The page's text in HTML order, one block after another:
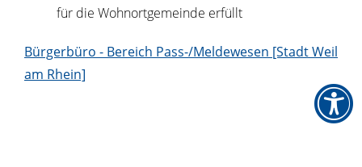
für die Wohnortgemeinde erfüllt
Bürgerbüro - Bereich Pass-/Meldewesen [Stadt Weil
am Rhein]